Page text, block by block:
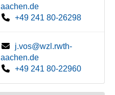
aachen.de
+49 241 80-26298
j.vos@wzl.rwth-
aachen.de
+49 241 80-22960